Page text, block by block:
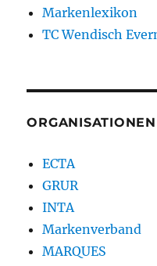
Markenlexikon
TC Wendisch
ORGANISATIONEN
ECTA
GRUR
INTA
Markenverband
MARQUES